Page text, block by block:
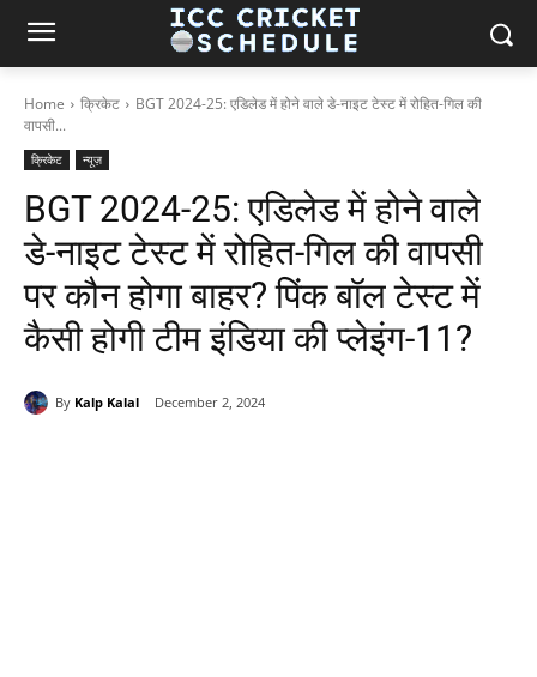
Home क्रिकेट
BGT 2024-25: एडिलेड में होने वाले डे-नाइट टेस्ट में रोहित-गिल की
वापसी...
क्रिकेट न्यूज़
BGT 2024-25: एडिलेड में होने वाले
डे-नाइट टेस्ट में रोहित-गिल की वापसी
पर कौन होगा बाहर? पिंक बॉल टेस्ट में
कैसी होगी टीम इंडिया की प्लेइंग-11?
By Kalp Kalal December 2, 2024